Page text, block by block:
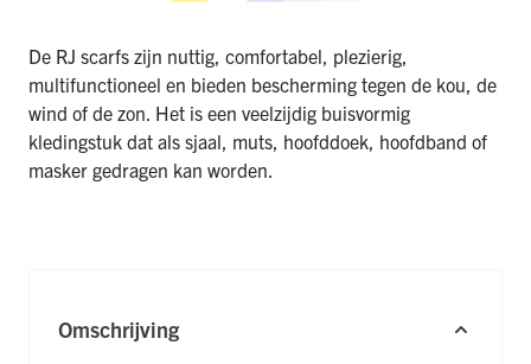
De RJ scarfs zijn nuttig, comfortabel, plezierig,
multifunctioneel en bieden bescherming tegen de kou, de
wind of de zon. Het is een veelzijdig buisvormig
kledingstuk dat als sjaal, muts, hoofddoek, hoofdband of
masker gedragen kan worden.
Omschrijving